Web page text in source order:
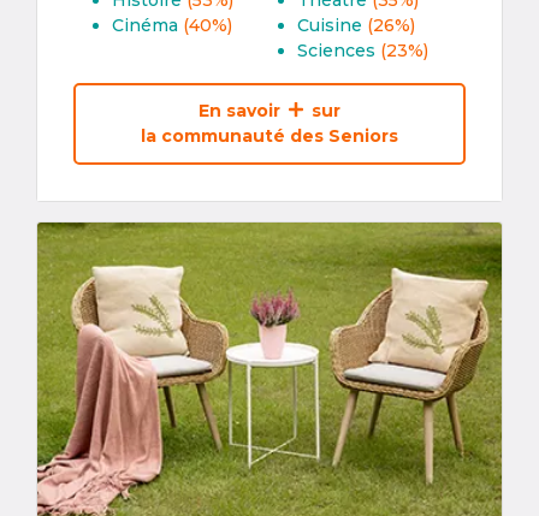
Cinéma (40%)
Cuisine (26%)
Sciences (23%)
En savoir
sur
la communauté des Seniors